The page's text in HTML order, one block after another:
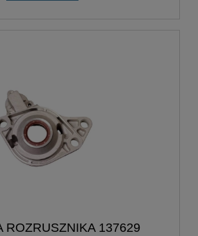
ROZRUSZNIKA 137629